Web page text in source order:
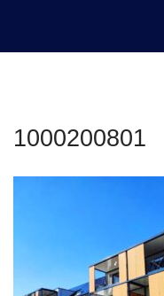
1000200801